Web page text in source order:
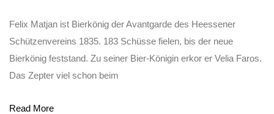
Felix Matjan ist Bierkönig der Avantgarde des Heessener
Schützenvereins 1835. 183 Schüsse fielen, bis der neue
Bierkönig feststand. Zu seiner Bier-Königin erkor er Velia Faros.
Das Zepter viel schon beim
Read More